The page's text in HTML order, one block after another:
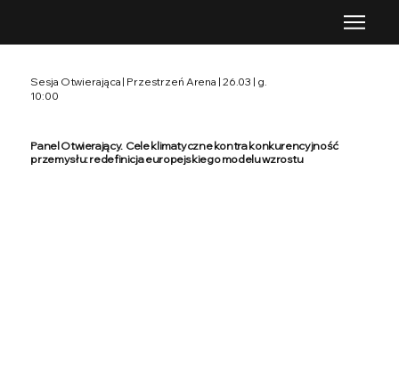
Sesja Otwierająca | Przestrzeń Arena | 26.03 | g.
10:00
Panel Otwierający. Cele klimatyczne kontra konkurencyjność
przemysłu: redefinicja europejskiego modelu wzrostu